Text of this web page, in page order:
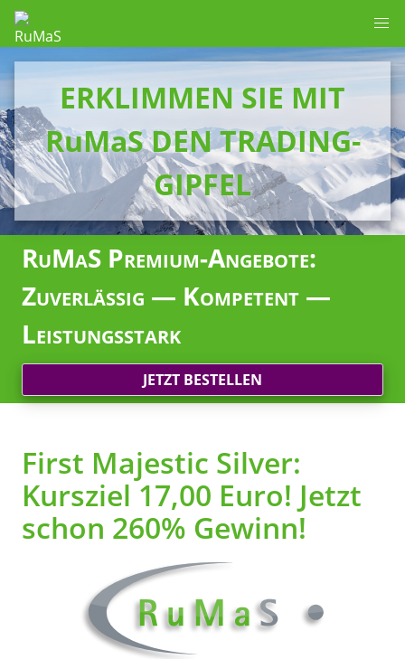
ERKLIMMEN SIE MIT
RuMaS DEN TRADING-
GIPFEL
RuMaS Premium-Angebote:
Zuverlässig — Kompetent —
Leistungsstark
JETZT BESTELLEN
First Majestic Silver:
Kursziel 17,00 Euro! Jetzt
schon 260% Gewinn!